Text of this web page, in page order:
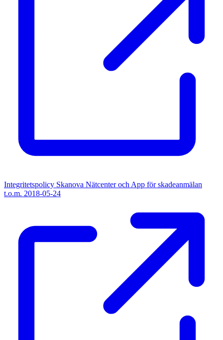
Integritetspolicy Skanova Nätcenter och App för skadeanmälan
t.o.m. 2018-05-24